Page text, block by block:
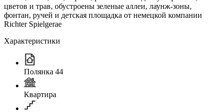
цветов и трав, обустроены зеленые аллеи, лаунж-зоны,
фонтан, ручей и детская площадка от немецкой компании
Richter Spielgerae
Характеристики
Полянка 44
Квартира